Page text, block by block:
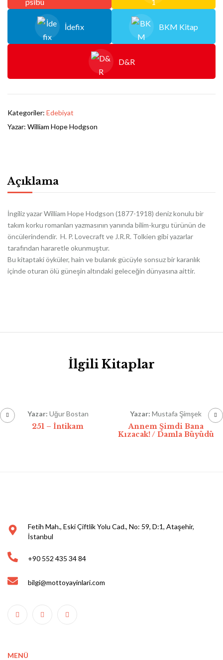
İdefix BKM Kitap
D&R
Kategoriler: Edebiyat
Yazar: William Hope Hodgson
Açıklama
İngiliz yazar William Hope Hodgson (1877-1918) deniz konulu bir
takım korku romanları yazmasının yanında bilim-kurgu türünün de
öncülerindendir. H. P. Lovecraft ve J.R.R. Tolkien gibi yazarlar
tarafından hararetle okunmuştur.
Bu kitaptaki öyküler, hain ve bulanık gücüyle sonsuz bir karanlık
içinde oturan ölü güneşin altındaki geleceğin dünyasına aittir.
İlgili Kitaplar
Yazar: Uğur Bostan
251 – İntikam
Yazar: Mustafa Şimşek
Annem Şimdi Bana
Kızacak! / Damla Büyüdü
Fetih Mah., Eski Çiftlik Yolu Cad., No: 59, D:1, Ataşehir,
İstanbul
+90 552 435 34 84
bilgi@mottoyayinlari.com
MENÜ